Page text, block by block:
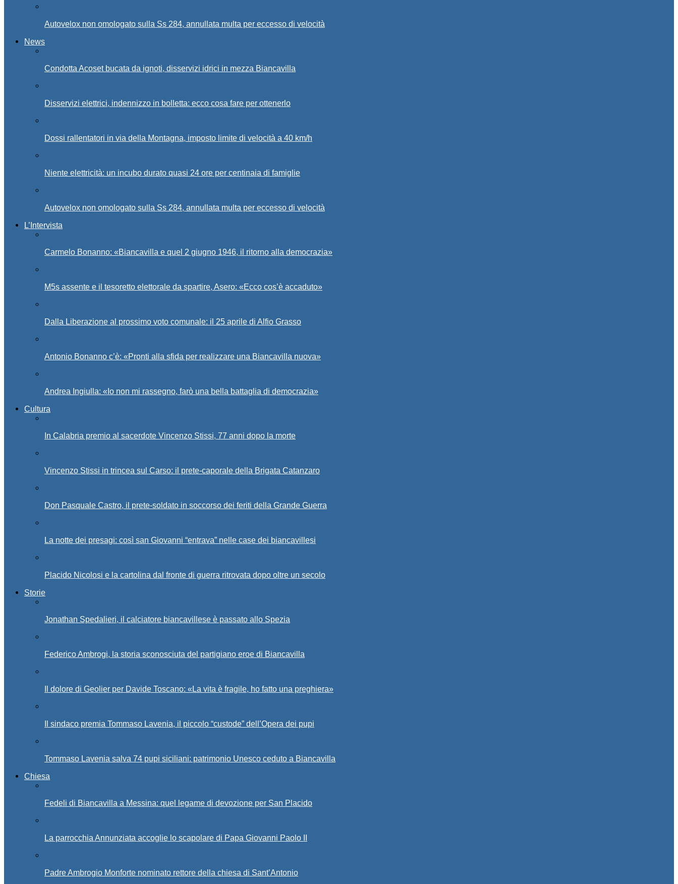
Autovelox non omologato sulla Ss 284, annullata multa per eccesso di velocità
News
Condotta Acoset bucata da ignoti, disservizi idrici in mezza Biancavilla
Disservizi elettrici, indennizzo in bolletta: ecco cosa fare per ottenerlo
Dossi rallentatori in via della Montagna, imposto limite di velocità a 40 km/h
Niente elettricità: un incubo durato quasi 24 ore per centinaia di famiglie
Autovelox non omologato sulla Ss 284, annullata multa per eccesso di velocità
L’Intervista
Carmelo Bonanno: «Biancavilla e quel 2 giugno 1946, il ritorno alla democrazia»
M5s assente e il tesoretto elettorale da spartire, Asero: «Ecco cos’è accaduto»
Dalla Liberazione al prossimo voto comunale: il 25 aprile di Alfio Grasso
Antonio Bonanno c’è: «Pronti alla sfida per realizzare una Biancavilla nuova»
Andrea Ingiulla: «Io non mi rassegno, farò una bella battaglia di democrazia»
Cultura
In Calabria premio al sacerdote Vincenzo Stissi, 77 anni dopo la morte
Vincenzo Stissi in trincea sul Carso: il prete-caporale della Brigata Catanzaro
Don Pasquale Castro, il prete-soldato in soccorso dei feriti della Grande Guerra
La notte dei presagi: così san Giovanni “entrava” nelle case dei biancavillesi
Placido Nicolosi e la cartolina dal fronte di guerra ritrovata dopo oltre un secolo
Storie
Jonathan Spedalieri, il calciatore biancavillese è passato allo Spezia
Federico Ambrogi, la storia sconosciuta del partigiano eroe di Biancavilla
Il dolore di Geolier per Davide Toscano: «La vita è fragile, ho fatto una preghiera»
Il sindaco premia Tommaso Lavenia, il piccolo “custode” dell’Opera dei pupi
Tommaso Lavenia salva 74 pupi siciliani: patrimonio Unesco ceduto a Biancavilla
Chiesa
Fedeli di Biancavilla a Messina: quel legame di devozione per San Placido
La parrocchia Annunziata accoglie lo scapolare di Papa Giovanni Paolo II
Padre Ambrogio Monforte nominato rettore della chiesa di Sant’Antonio